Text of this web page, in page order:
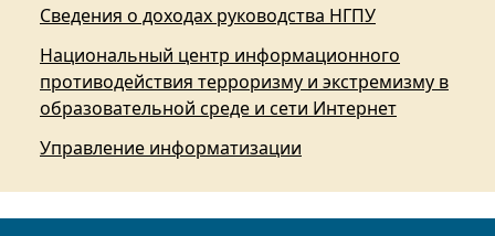
Сведения о доходах руководства НГПУ
Национальный центр информационного
противодействия терроризму и экстремизму в
образовательной среде и сети Интернет
Управление информатизации